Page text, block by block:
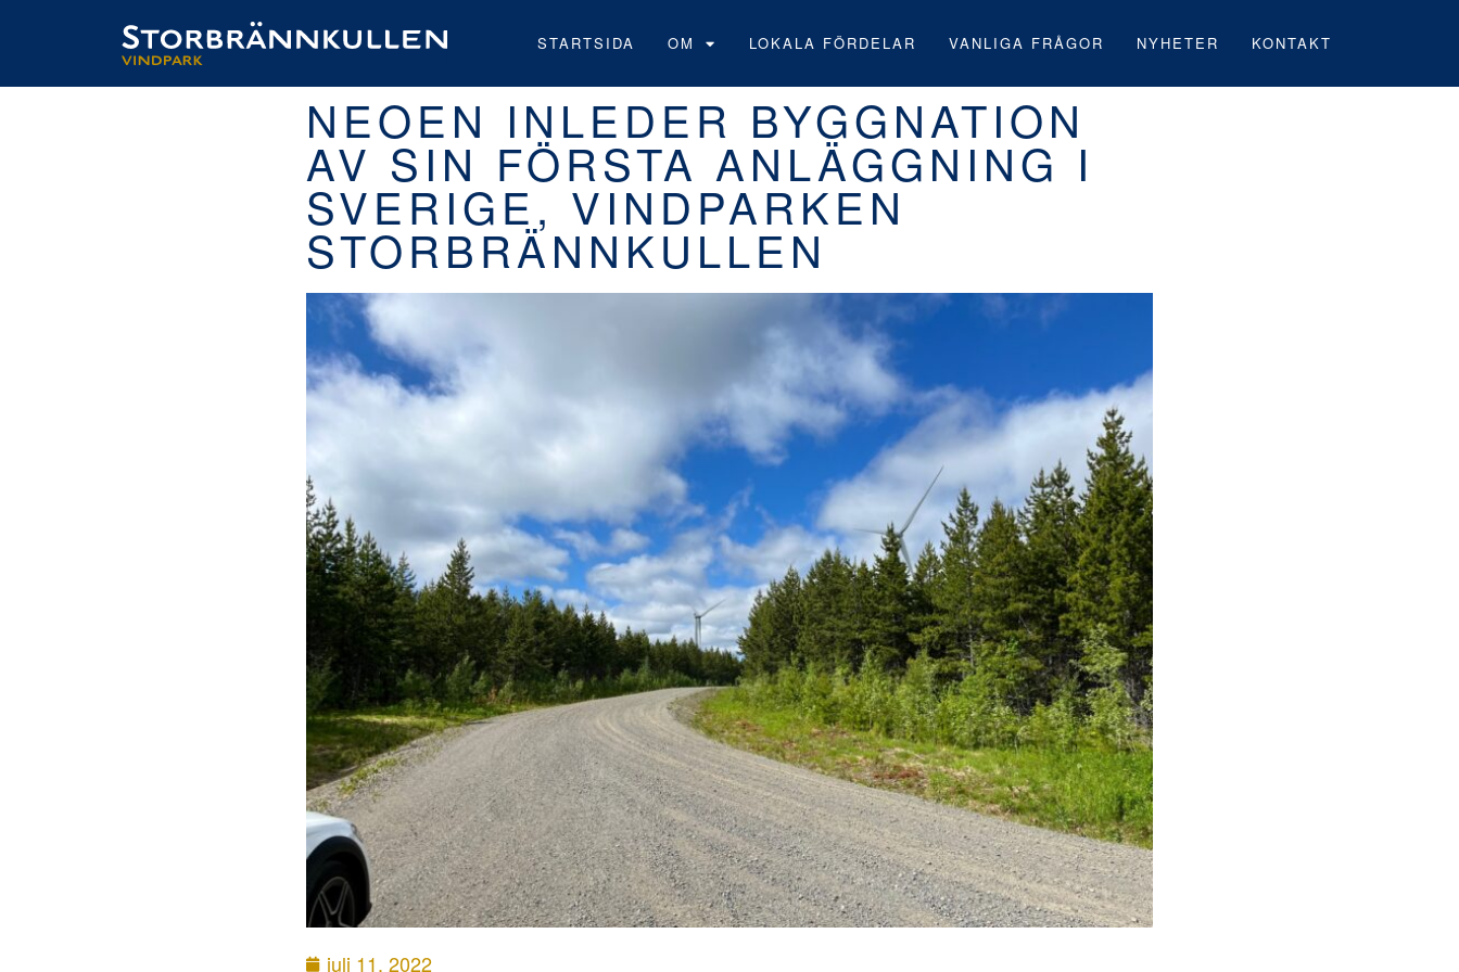
STARTSIDA OM LOKALA FÖRDELAR VANLIGA FRÅGOR NYHETER KONTAKT
NEOEN INLEDER BYGGNATION
AV SIN FÖRSTA ANLÄGGNING I
SVERIGE, VINDPARKEN
STORBRÄNNKULLEN
juli 11, 2022